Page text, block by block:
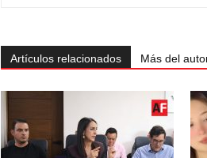
Artículos relacionados Más del